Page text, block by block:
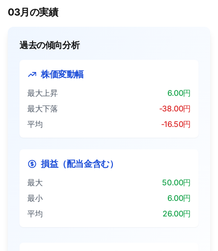
03月の実績
過去の傾向分析
株価変動幅
最大上昇
6.00円
最大下落
-38.00円
平均
-16.50円
損益（配当金含む）
最大
50.00円
最小
6.00円
平均
26.00円